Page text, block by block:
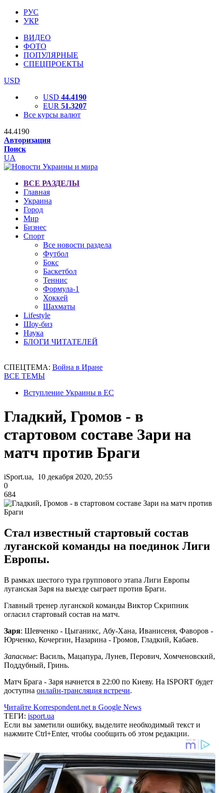
РУС
УКР
ВИДЕО
ФОТО
ПОПУЛЯРНЫЕ
СПЕЦПРОЕКТЫ
USD
USD 44.4190
EUR 51.3207
Все курсы валют
44.4190
Авторизация
Поиск
UA
ВСЕ РАЗДЕЛЫ
Главная
Украина
Город
Мир
Бизнес
Спорт
Все новости раздела
Футбол
Бокс
Баскетбол
Теннис
Формула-1
Хоккей
Шахматы
Lifestyle
Шоу-биз
Наука
БЛОГИ ЧИТАТЕЛЕЙ
СПЕЦТЕМА: Война в Иране
ВСЕ ТЕМЫ
Вступление Украины в ЕС
Гладкий, Громов - в
стартовом составе Зари на
матч против Браги
iSport.ua, 10 декабря 2020, 20:55
0
684
Стал известный стартовый состав
луганской команды на поединок Лиги
Европы.
В рамках шестого тура группового этапа Лиги Европы
луганская Заря на выезде сыграет против Браги.
Главный тренер луганской команды Виктор Скрипник
огласил стартовый состав на матч.
Заря: Шевченко - Цыганикс, Абу-Хана, Иванисеня, Фаворов -
Юрченко, Кочергин, Назарина - Громов, Гладкий, Кабаев.
Запасные: Василь, Мацапура, Лунев, Перович, Хомченовский,
Поддубный, Гринь.
Матч Брага - Заря начнется в 22:00 по Киеву. На ISPORT будет
доступна онлайн-трансляция встречи.
Читайте Korrespondent.net в Google News
ТЕГИ: isport.ua
Если вы заметили ошибку, выделите необходимый текст и
нажмите Ctrl+Enter, чтобы сообщить об этом редакции.